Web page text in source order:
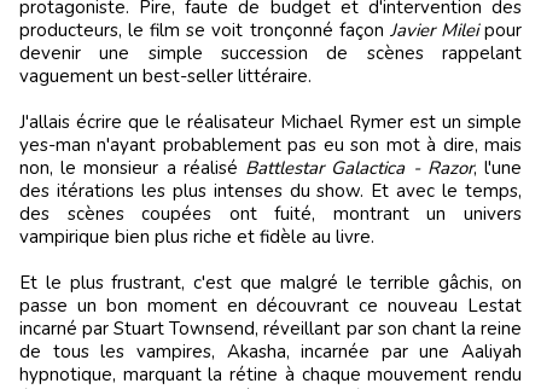
protagoniste. Pire, faute de budget et d'intervention des
producteurs, le film se voit tronçonné façon Javier Mileipour
devenir une simple succession de scènes rappelant
vaguement un best-seller littéraire.
J'allais écrire que le réalisateur Michael Rymer est un simple
yes-man n'ayant probablement pas eu son mot à dire, mais
non, le monsieur a réalisé Battlestar Galactica - Razor, l'une
des itérations les plus intenses du show. Et avec le temps,
des scènes coupées ont fuité, montrant un univers
vampirique bien plus riche et fidèle au livre.
Et le plus frustrant, c'est que malgré le terrible gâchis, on
passe un bon moment en découvrant ce nouveau Lestat
incarné par Stuart Townsend, réveillant par son chant la reine
de tous les vampires, Akasha, incarnée par une Aaliyah
hypnotique, marquant la rétine à chaque mouvement rendu